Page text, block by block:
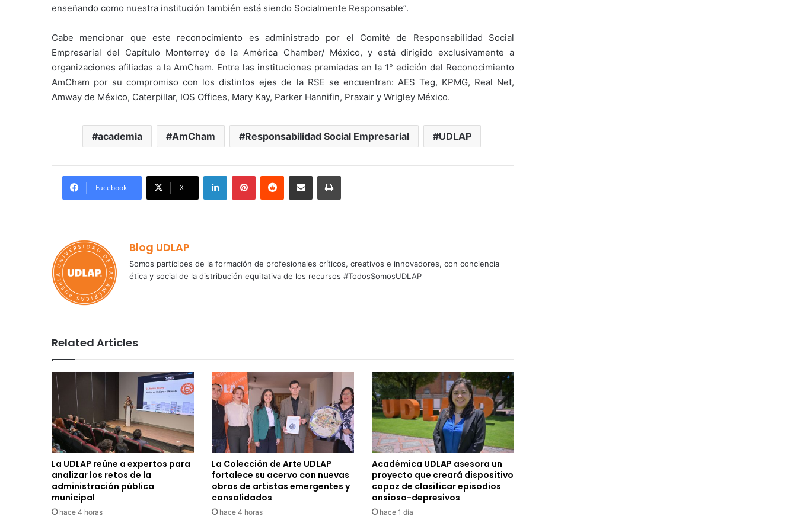
enseñando como nuestra institución también está siendo Socialmente Responsable”.
Cabe mencionar que este reconocimiento es administrado por el Comité de Responsabilidad Social
Empresarial del Capítulo Monterrey de la América Chamber/ México, y está dirigido exclusivamente a
organizaciones afiliadas a la AmCham. Entre las instituciones premiadas en la 1° edición del Reconocimiento
AmCham por su compromiso con los distintos ejes de la RSE se encuentran: AES Teg, KPMG, Real Net,
Amway de México, Caterpillar, IOS Offices, Mary Kay, Parker Hannifin, Praxair y Wrigley México.
academia AmCham Responsabilidad Social Empresarial UDLAP
Facebook X
LinkedInPinterestReddit Share via Email Print
Blog UDLAP
Somos partícipes de la formación de profesionales críticos, creativos e innovadores, con conciencia
ética y social de la distribución equitativa de los recursos #TodosSomosUDLAP
Related Articles
La UDLAP reúne a expertos para
analizar los retos de la
administración pública
municipal
hace 4 horas
La Colección de Arte UDLAP
fortalece su acervo con nuevas
obras de artistas emergentes y
consolidados
hace 4 horas
Académica UDLAP asesora un
proyecto que creará dispositivo
capaz de clasificar episodios
ansioso-depresivos
hace 1 día